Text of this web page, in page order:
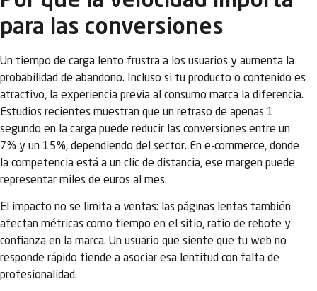
para las conversiones
Un tiempo de carga lento frustra a los usuarios y aumenta la
probabilidad de abandono. Incluso si tu producto o contenido es
atractivo, la experiencia previa al consumo marca la diferencia.
Estudios recientes muestran que un retraso de apenas 1
segundo en la carga puede reducir las conversiones entre un
7% y un 15%, dependiendo del sector. En e-commerce, donde
la competencia está a un clic de distancia, ese margen puede
representar miles de euros al mes.
El impacto no se limita a ventas: las páginas lentas también
afectan métricas como tiempo en el sitio, ratio de rebote y
confianza en la marca. Un usuario que siente que tu web no
responde rápido tiende a asociar esa lentitud con falta de
profesionalidad.